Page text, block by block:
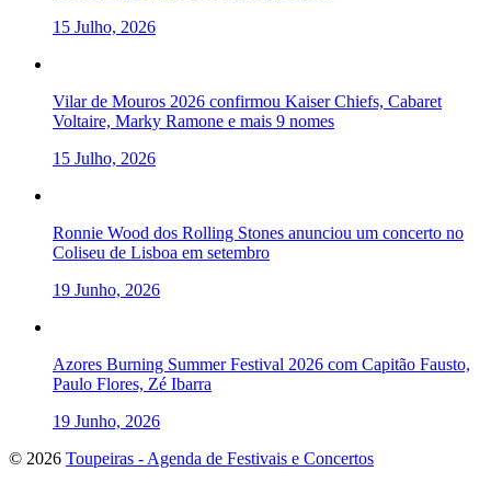
15 Julho, 2026
Vilar de Mouros 2026 confirmou Kaiser Chiefs, Cabaret
Voltaire, Marky Ramone e mais 9 nomes
15 Julho, 2026
Ronnie Wood dos Rolling Stones anunciou um concerto no
Coliseu de Lisboa em setembro
19 Junho, 2026
Azores Burning Summer Festival 2026 com Capitão Fausto,
Paulo Flores, Zé Ibarra
19 Junho, 2026
To
© 2026 Toupeiras - Agenda de Festivais e Concertos